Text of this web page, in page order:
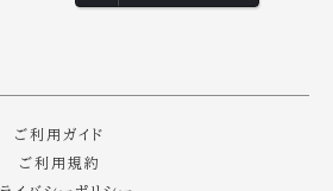
ご利用ガイド
ご利用規約